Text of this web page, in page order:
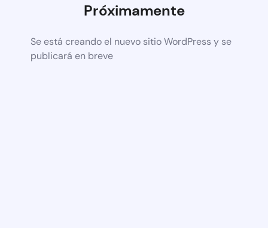
Próximamente
Se está creando el nuevo sitio WordPress y se
publicará en breve